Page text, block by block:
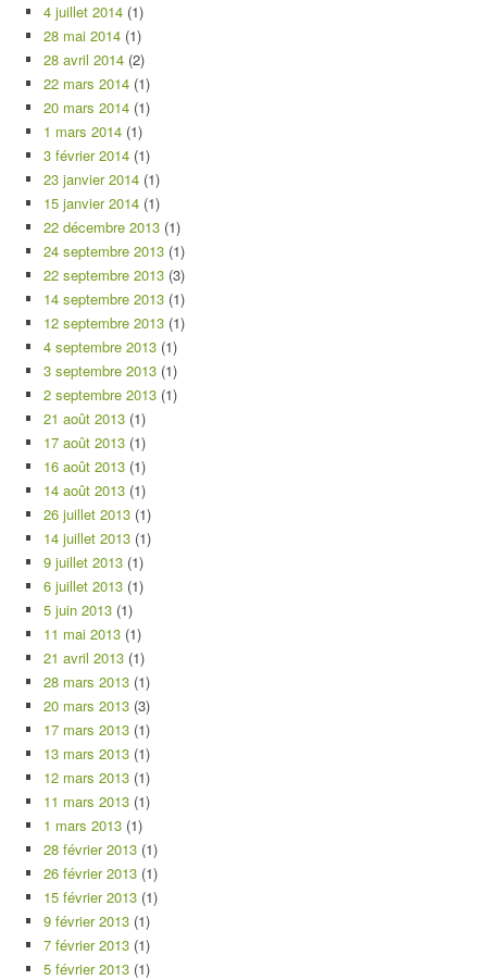
4 juillet 2014 (1)
28 mai 2014 (1)
28 avril 2014 (2)
22 mars 2014 (1)
20 mars 2014 (1)
1 mars 2014 (1)
3 février 2014 (1)
23 janvier 2014 (1)
15 janvier 2014 (1)
22 décembre 2013 (1)
24 septembre 2013 (1)
22 septembre 2013 (3)
14 septembre 2013 (1)
12 septembre 2013 (1)
4 septembre 2013 (1)
3 septembre 2013 (1)
2 septembre 2013 (1)
21 août 2013 (1)
17 août 2013 (1)
16 août 2013 (1)
14 août 2013 (1)
26 juillet 2013 (1)
14 juillet 2013 (1)
9 juillet 2013 (1)
6 juillet 2013 (1)
5 juin 2013 (1)
11 mai 2013 (1)
21 avril 2013 (1)
28 mars 2013 (1)
20 mars 2013 (3)
17 mars 2013 (1)
13 mars 2013 (1)
12 mars 2013 (1)
11 mars 2013 (1)
1 mars 2013 (1)
28 février 2013 (1)
26 février 2013 (1)
15 février 2013 (1)
9 février 2013 (1)
7 février 2013 (1)
5 février 2013 (1)